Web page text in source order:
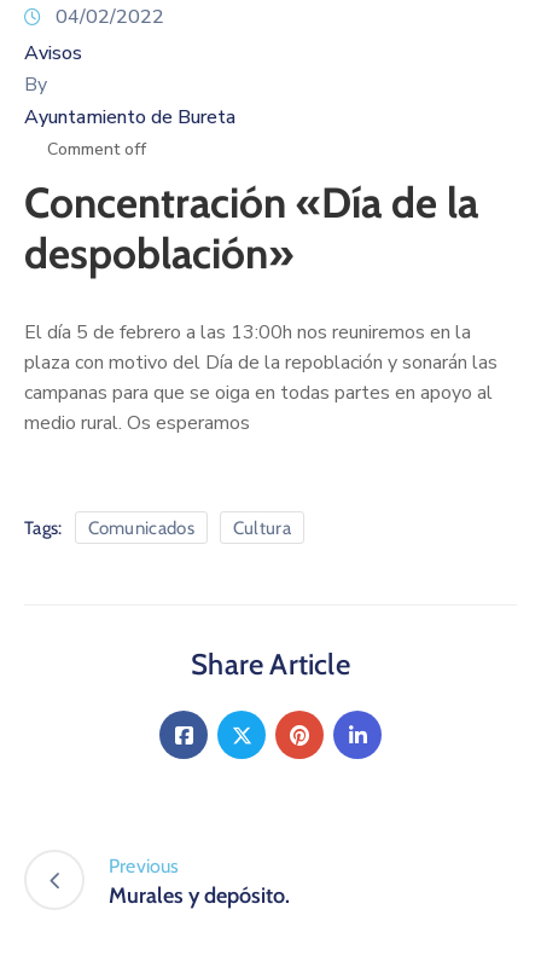
04/02/2022
Avisos
By
Ayuntamiento de Bureta
Comment off
Concentración «Día de la
despoblación»
El día 5 de febrero a las 13:00h nos reuniremos en la
plaza con motivo del Día de la repoblación y sonarán las
campanas para que se oiga en todas partes en apoyo al
medio rural. Os esperamos
Tags: Comunicados Cultura
Share Article
Previous
Murales y depósito.